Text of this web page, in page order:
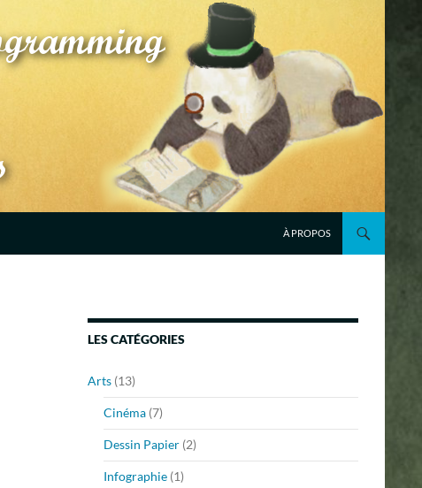
À PROPOS
LES CATÉGORIES
Arts (13)
Cinéma (7)
Dessin Papier (2)
Infographie (1)